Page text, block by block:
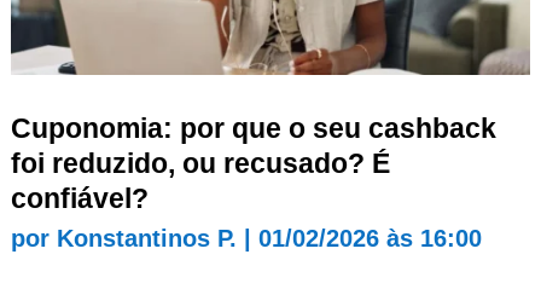
Cuponomia: por que o seu cashback
foi reduzido, ou recusado? É
confiável?
por Konstantinos P. 01/02/2026 às 16:00